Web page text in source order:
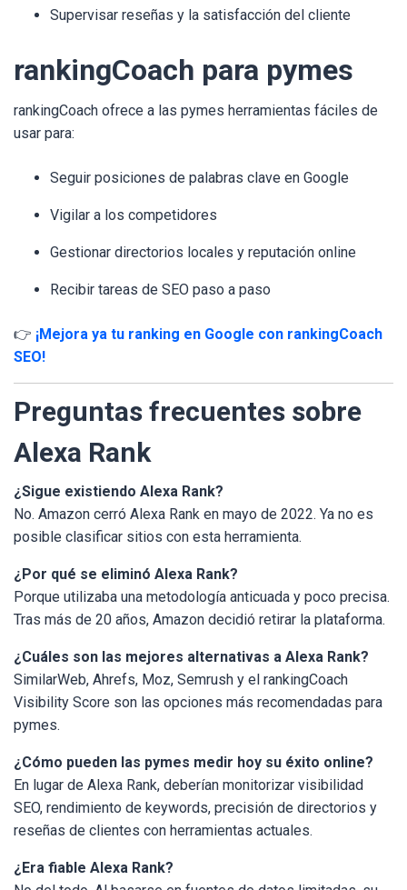
Supervisar reseñas y la satisfacción del cliente
rankingCoach para pymes
rankingCoach ofrece a las pymes herramientas fáciles de
usar para:
Seguir posiciones de palabras clave en Google
Vigilar a los competidores
Gestionar directorios locales y reputación online
Recibir tareas de SEO paso a paso
👉 ¡Mejora ya tu ranking en Google con rankingCoach
SEO!
Preguntas frecuentes sobre
Alexa Rank
¿Sigue existiendo Alexa Rank?
No. Amazon cerró Alexa Rank en mayo de 2022. Ya no es
posible clasificar sitios con esta herramienta.
¿Por qué se eliminó Alexa Rank?
Porque utilizaba una metodología anticuada y poco precisa.
Tras más de 20 años, Amazon decidió retirar la plataforma.
¿Cuáles son las mejores alternativas a Alexa Rank?
SimilarWeb, Ahrefs, Moz, Semrush y el rankingCoach
Visibility Score son las opciones más recomendadas para
pymes.
¿Cómo pueden las pymes medir hoy su éxito online?
En lugar de Alexa Rank, deberían monitorizar visibilidad
SEO, rendimiento de keywords, precisión de directorios y
reseñas de clientes con herramientas actuales.
¿Era fiable Alexa Rank?